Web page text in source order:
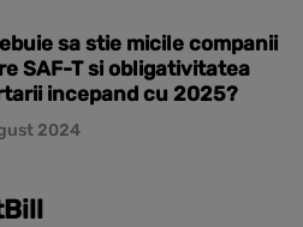
sa stie micile companii
SAF-T si obligativitatea
incepand cu 2025?
2024